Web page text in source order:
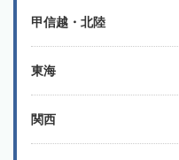
甲信越・北陸
東海
関西